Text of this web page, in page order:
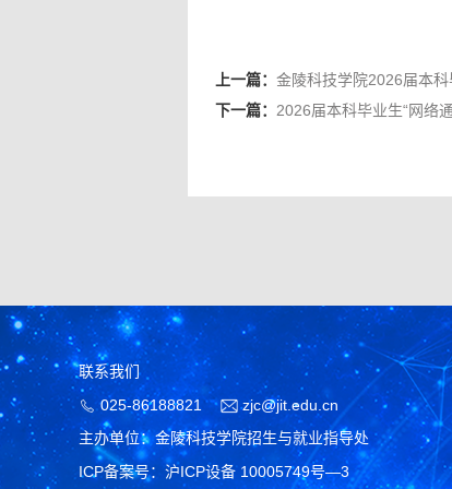
上一篇： 金陵科技学院2026届本
下一篇： 2026届本科毕业生“网络
联系我们
025-86188821
zjc@jit.edu.cn
主办单位：金陵科技学院招生与就业指导处
ICP备案号：沪ICP设备 10005749号—3